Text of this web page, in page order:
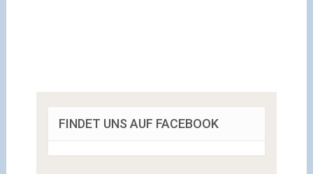
FINDET UNS AUF FACEBOOK